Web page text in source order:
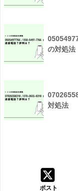
の対処法
対処法
ポスト